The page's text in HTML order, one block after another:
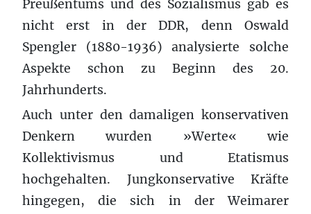
Preußentums und des Sozialismus gab es
nicht erst in der DDR, denn Oswald
Spengler (1880-1936) analysierte solche
Aspekte schon zu Beginn des 20.
Jahrhunderts.
Auch unter den damaligen konservativen
Denkern wurden »Werte« wie
Kollektivismus und Etatismus
hochgehalten. Jungkonservative Kräfte
hingegen, die sich in der Weimarer